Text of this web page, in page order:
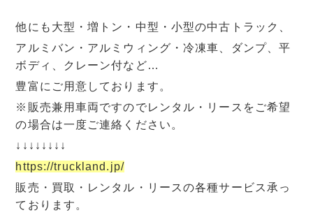
他にも大型・増トン・中型・小型の中古トラック、
アルミバン・アルミウィング・冷凍車、ダンプ、平
ボディ、クレーン付など…
豊富にご用意しております。
※販売兼用車両ですのでレンタル・リースをご希望
の場合は一度ご連絡ください。
↓↓↓↓↓↓↓↓
https://truckland.jp/
販売・買取・レンタル・リースの各種サービス承っ
ております。